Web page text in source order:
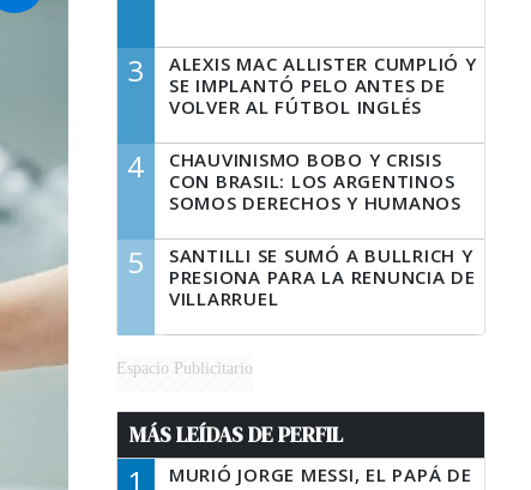
3
ALEXIS MAC ALLISTER CUMPLIÓ Y
SE IMPLANTÓ PELO ANTES DE
VOLVER AL FÚTBOL INGLÉS
4
CHAUVINISMO BOBO Y CRISIS
CON BRASIL: LOS ARGENTINOS
SOMOS DERECHOS Y HUMANOS
5
SANTILLI SE SUMÓ A BULLRICH Y
PRESIONA PARA LA RENUNCIA DE
VILLARRUEL
Espacio Publicitario
MÁS LEÍDAS DE PERFIL
1
MURIÓ JORGE MESSI, EL PAPÁ DE